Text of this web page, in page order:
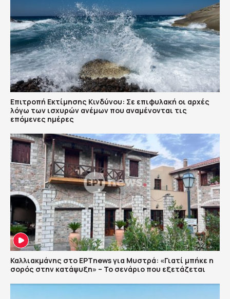
Επιτροπή Εκτίμησης Κινδύνου: Σε επιφυλακή οι αρχές
λόγω των ισχυρών ανέμων που αναμένονται τις
επόμενες ημέρες
Καλλιακμάνης στο ΕΡΤnews για Μυστρά: «Γιατί μπήκε η
σορός στην κατάψυξη» – Το σενάριο που εξετάζεται